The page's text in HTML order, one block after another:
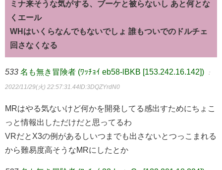
ミナ来そうな気がする、ブーケと被らないし あと何とな
くエール
WHはいくらなんでもないでしょ 誰もついでのドルチェ
回さなくなる
533 名も無き冒険者 (ﾜｯﾁｮｲ eb58-lBKB [153.242.16.142]) ：
2022/11/29(火) 22:57:31.44ID:3DQZYrdN0
MRはやる気ないけど何かを開発してる感出すためにちょこ
っと情報出しただけだと思ってるわ
VRだとX3の例があるしいつまでも出さないとつっこまれる
から難易度高そうなMRにしたとか